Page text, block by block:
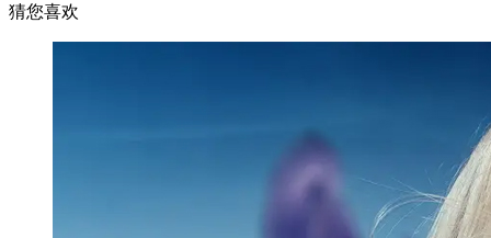
猜您喜欢